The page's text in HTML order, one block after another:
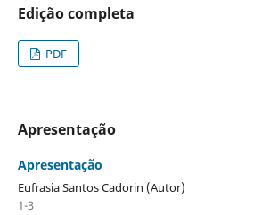
Edição completa
PDF
Apresentação
Apresentação
Eufrasia Santos Cadorin (Autor)
1-3